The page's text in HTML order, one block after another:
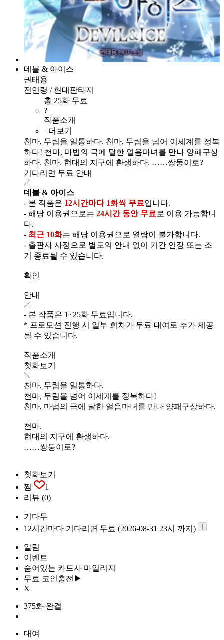
데블 & 아이스
권태용
전연령 / 현대판타지
총 25화 무료
?
작품소개
+더보기
천마, 무림을 일통하다. 천마, 무림을 넘어 이세계를 정복
하다! 천마, 마법의 극에 달한 얼음마녀를 만나 양패구상
하다. 천마. 현대의 지구에 환생하다. ……쌍둥이로?
기다리면 무료 안내
데블 & 아이스
- 본 작품은 12시간마다 1화씩 무료입니다.
- 해당 이용권으로는 24시간 동안 무료 로 이용 가능합니
다.
- 최근 10화는 해당 이용권으로 열람이 불가합니다.
- 출판사 사정으로 별도의 안내 없이 기간 연장 또는 조
기 종료될 수 있습니다.
확인
안내
- 본 작품은 1~25화 무료입니다.
* 프로모션 진행 시 일부 회차가 무료 대여로 추가 제공
될 수 있습니다.
작품소개
첫화보기
천마, 무림을 일통하다.
천마, 무림을 넘어 이세계를 정복하다!
천마, 마법의 극에 달한 얼음마녀를 만나 양패구상하다.
천마.
현대의 지구에 환생하다.
……쌍둥이로?
첫화보기
찜
1
리뷰 (0)
기다무
12시간마다 기다리면 무료 (2026-08-31 23시 까지)
알림
이벤트
숨어있는 카드사 마일리지
무료 코인충전▶
X
375화 완결
대여